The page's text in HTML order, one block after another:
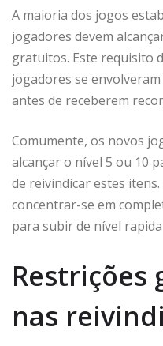
A maioria dos jogos
jogadores devem
gratuitos. Este requisito
jogadores se
antes de receberem
Comumente, os novos
alcançar o nível 5 ou 10
de reivindicar estes
concentrar-se em
para subir de nível
Restrições
nas